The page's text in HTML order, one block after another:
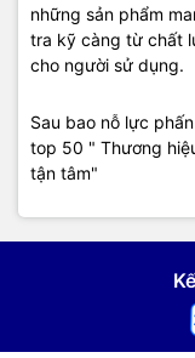
những sản phẩm
tra kỹ càng từ chất
cho người sử dụng.
Sau bao nỗ lực
top 50 " Thương
tận tâm"